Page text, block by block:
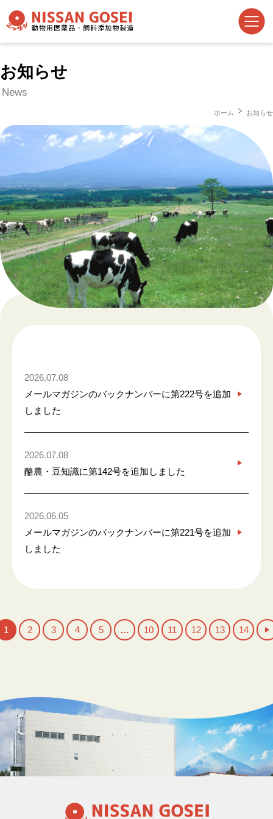
お知らせ
News
ホーム お知らせ
2026.07.08
メールマガジンのバックナンバーに第222号を追加
しました
2026.07.08
酪農・豆知識に第142号を追加しました
2026.06.05
メールマガジンのバックナンバーに第221号を追加
しました
1 2 3 4 5 … 10 11 12 13 14